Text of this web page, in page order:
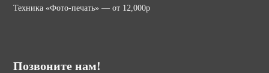
Техника «Фото-печать» — от 12,000р
Позвоните нам!